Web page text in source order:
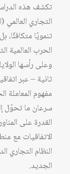
تكشف هذه
التجاري العالمي
تنمويًا
الحرب العالمية
وعلى رأسها
ثانية – عبر
مفهوم المعاملة
سرعان ما تحوّل
القدرة على
الاتفاقيات مع
النظام التجاري
الجديد.